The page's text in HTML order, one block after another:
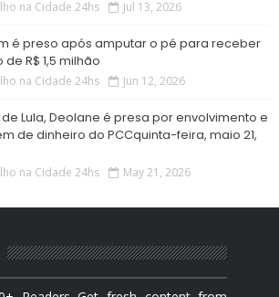
na Cidade 24hs Jul 13, 2026
é preso após amputar o pé para receber
R$ 1,5 milhão
na Cidade 24hs Jun 12, 2026
Lula, Deolane é presa por envolvimento e
de dinheiro do PCCquinta-feira, maio 21,
na Cidade 24hs May 21, 2026